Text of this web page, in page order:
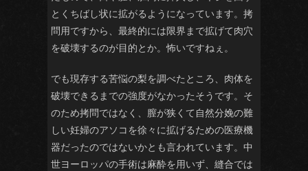
とくちばし状に拡がるようになっています。拷
問用ですから、最終的には限界まで拡げて肉穴
を破壊するのが目的とか。怖いですねぇ。
でも現存する苦悩の梨を調べたところ、肉体を
破壊できるまでの強度がなかったそうです。そ
のため拷問ではなく、膣が狭くて自然分娩の難
しい妊婦のアソコを徐々に拡げるための医療機
器だったのではないかとも言われています。中
世ヨーロッパの手術は麻酔を用いず、縫合では